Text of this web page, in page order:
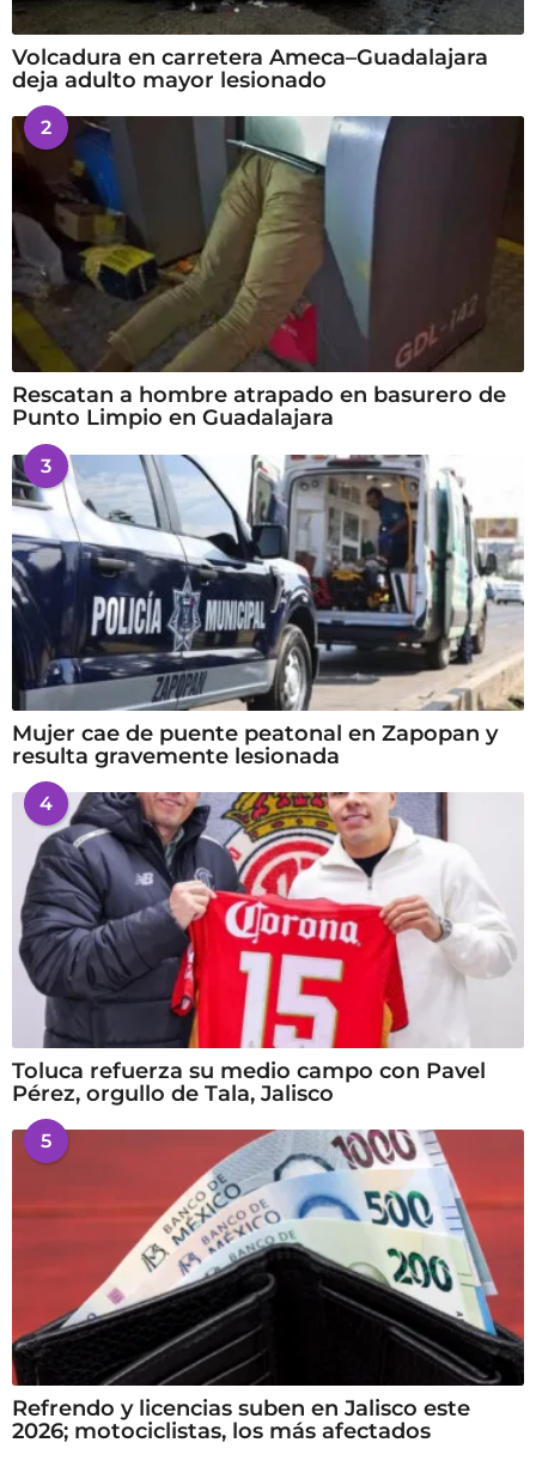
Volcadura en carretera Ameca–Guadalajara
deja adulto mayor lesionado
2
Rescatan a hombre atrapado en basurero de
Punto Limpio en Guadalajara
3
Mujer cae de puente peatonal en Zapopan y
resulta gravemente lesionada
4
Toluca refuerza su medio campo con Pavel
Pérez, orgullo de Tala, Jalisco
5
Refrendo y licencias suben en Jalisco este
2026; motociclistas, los más afectados